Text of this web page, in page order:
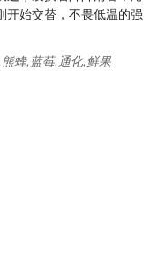
开始交替，不畏低温的强
蜂,蓝莓,通化,鲜果